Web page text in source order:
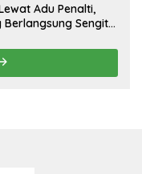
Adu Penalti,
Sengit